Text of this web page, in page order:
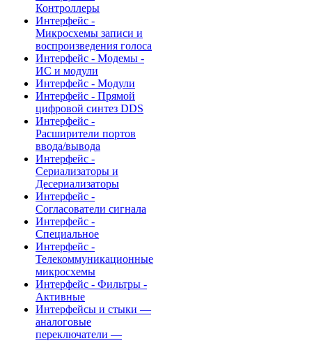
Контроллеры
Интерфейс -
Микросхемы записи и
воспроизведения голоса
Интерфейс - Модемы -
ИС и модули
Интерфейс - Модули
Интерфейс - Прямой
цифровой синтез DDS
Интерфейс -
Расширители портов
ввода/вывода
Интерфейс -
Сериализаторы и
Десериализаторы
Интерфейс -
Согласователи сигнала
Интерфейс -
Специальное
Интерфейс -
Телекоммуникационные
микросхемы
Интерфейс - Фильтры -
Активные
Интерфейсы и стыки —
аналоговые
переключатели —